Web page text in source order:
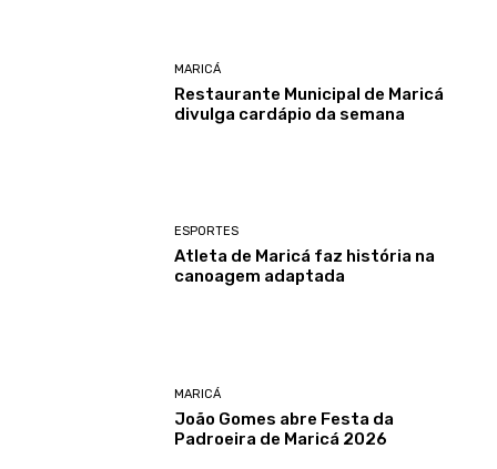
MARICÁ
Restaurante Municipal de Maricá
divulga cardápio da semana
ESPORTES
Atleta de Maricá faz história na
canoagem adaptada
MARICÁ
João Gomes abre Festa da
Padroeira de Maricá 2026